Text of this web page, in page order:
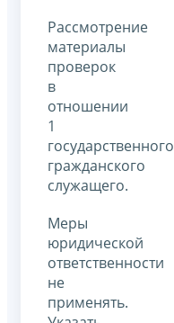
Рассмотрение
материалы
проверок
в
отношении
1
государственного
гражданского
служащего.
Меры
юридической
ответственности
не
применять.